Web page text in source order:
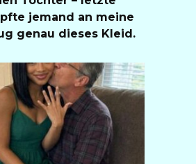
jemand an meine
genau dieses Kleid.